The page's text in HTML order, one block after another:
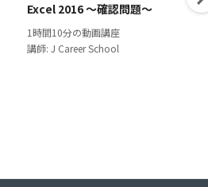
Excel 2016 ～確認問題～
1時間10分の動画講座
講師: J Career School